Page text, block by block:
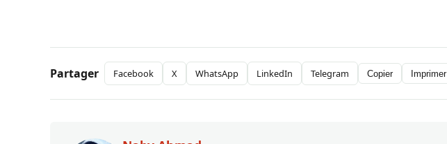
Partager Facebook X WhatsApp LinkedIn Telegram Copier Imprimer